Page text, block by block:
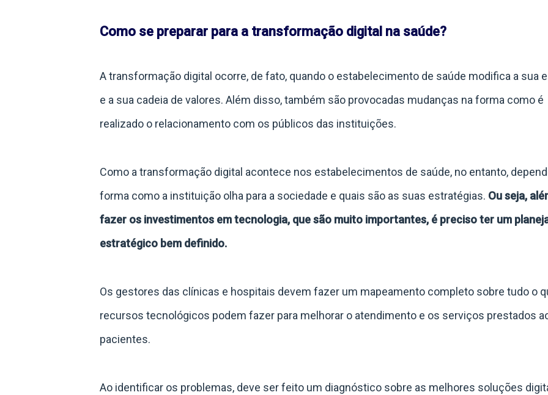
Como se preparar para a transformação digital na saúde?
A transformação digital ocorre, de fato, quando o estabelecimento de saúde modifica a sua
e a sua cadeia de valores. Além disso, também são provocadas mudanças na forma como é
realizado o relacionamento com os públicos das instituições.
Como a transformação digital acontece nos estabelecimentos de saúde, no entanto,
forma como a instituição olha para a sociedade e quais são as suas estratégias. Ou seja,
fazer os investimentos em tecnologia, que são muito importantes, é preciso ter um
estratégico bem definido.
Os gestores das clínicas e hospitais devem fazer um mapeamento completo sobre tudo o
recursos tecnológicos podem fazer para melhorar o atendimento e os serviços prestados
pacientes.
Ao identificar os problemas, deve ser feito um diagnóstico sobre as melhores soluções